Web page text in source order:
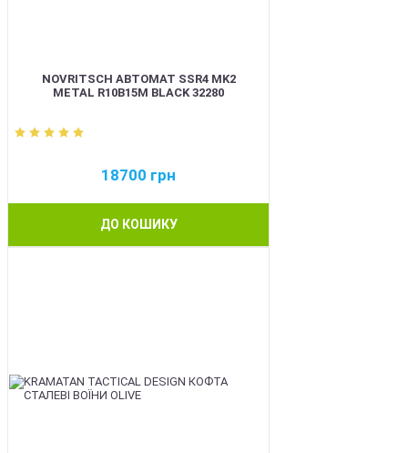
NOVRITSCH АВТОМАТ SSR4 MK2
METAL R10B15M BLACK 32280
18700 грн
ДО КОШИКУ